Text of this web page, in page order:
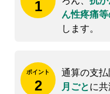
1
ん性疼痛
します。
ポイント
2
通算の支払
月ごとに共